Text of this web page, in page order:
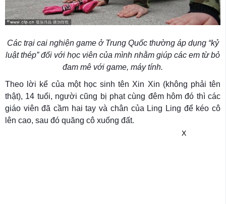
Các trại cai nghiện game ở Trung Quốc thường áp dụng “kỷ
luật thép” đối với học viên của mình nhằm giúp các em từ bỏ
đam mê với game, máy tính.
Theo lời kể của một học sinh tên Xin Xin (không phải tên
thật), 14 tuổi, người cũng bị phạt cùng đêm hôm đó thì các
giáo viên đã cầm hai tay và chân của Ling Ling để kéo cô
lên cao, sau đó quăng cô xuống đất.
X